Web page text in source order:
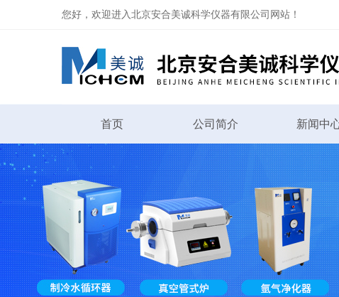
您好，欢迎进入北京安合美诚科学仪器有限公司网站！
首页 公司简介 新闻中